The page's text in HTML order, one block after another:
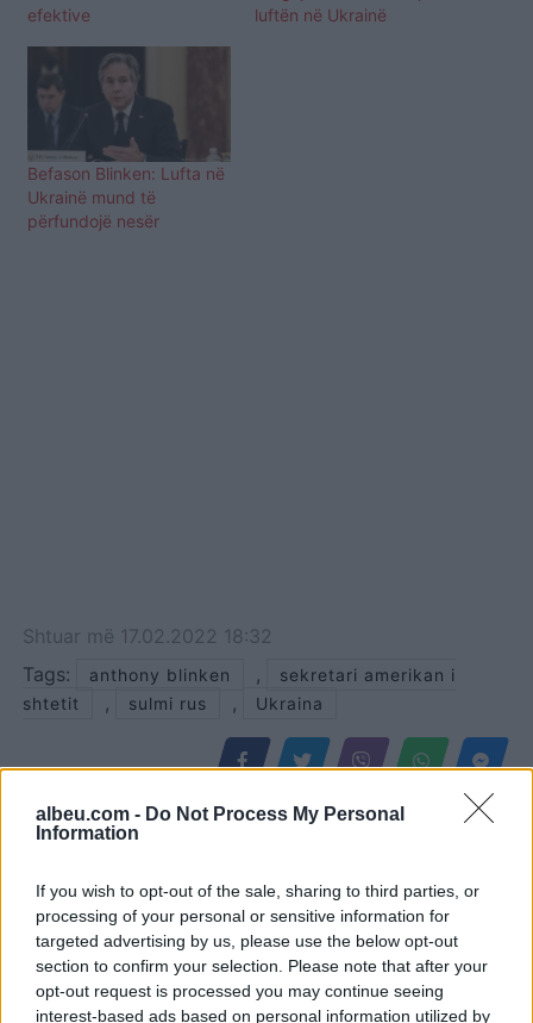
albeu.com - Do Not Process My Personal
Information
If you wish to opt-out of the sale, sharing to third parties, or
processing of your personal or sensitive information for
targeted advertising by us, please use the below opt-out
section to confirm your selection. Please note that after your
opt-out request is processed you may continue seeing
interest-based ads based on personal information utilized by
efektive
luftën në Ukrainë
Befason Blinken: Lufta në
Ukrainë mund të
përfundojë nesër
Shtuar më 17.02.2022 18:32
Tags:
anthony blinken ,
sekretari amerikan i
shtetit
, sulmi rus , Ukraina